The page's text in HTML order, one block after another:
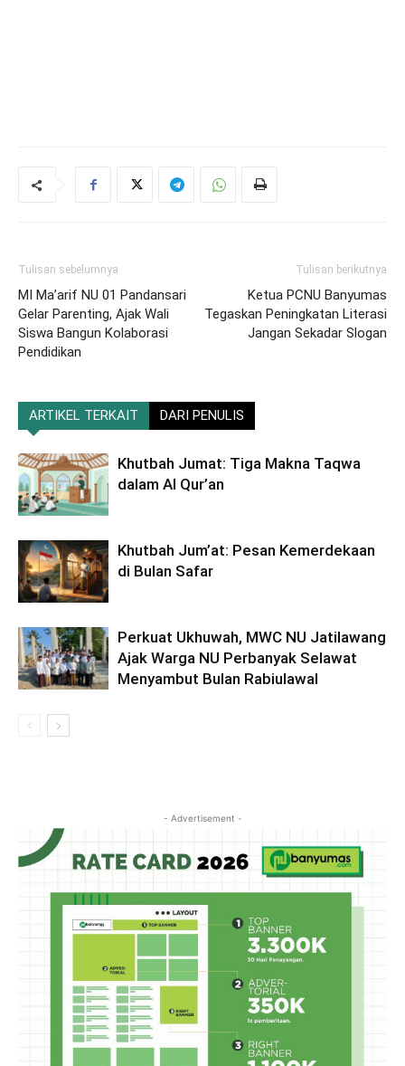
Tulisan sebelumnya
MI Ma’arif NU 01 Pandansari
Gelar Parenting, Ajak Wali
Siswa Bangun Kolaborasi
Pendidikan
Tulisan berikutnya
Ketua PCNU Banyumas
Tegaskan Peningkatan Literasi
Jangan Sekadar Slogan
ARTIKEL TERKAIT DARI PENULIS
Khutbah Jumat: Tiga Makna Taqwa
dalam Al Qur’an
Khutbah Jum’at: Pesan Kemerdekaan
di Bulan Safar
Perkuat Ukhuwah, MWC NU Jatilawang
Ajak Warga NU Perbanyak Selawat
Menyambut Bulan Rabiulawal
- Advertisement -